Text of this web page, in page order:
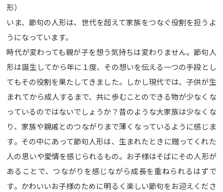
形）
いま、節句の人形は、世代を超えて家族をつなぐ役割を担うよ
うになっています。
時代が変わっても親が子を想う気持ちは変わりません。節句人
形は誕生してから年に１度、その想いを伝える一つの手段とし
てもその役割を果たしてきました。しかし現代では、子供が生
まれてから成人するまで、共に歩むことのできる物が少なくな
っているのではないでしょうか？昔のような大家族は少なくな
り、家族や親戚とのつながりまで薄くなっているように感じま
す。その中にあって節句人形は、生まれたときに贈ってくれた
人の思いや愛情を感じられるもの。お子様はそばにその人形が
あることで、つながりを感じながら成長を重ねられるはずで
す。かわいいお子様のために明るく楽しい節句をお迎えくださ